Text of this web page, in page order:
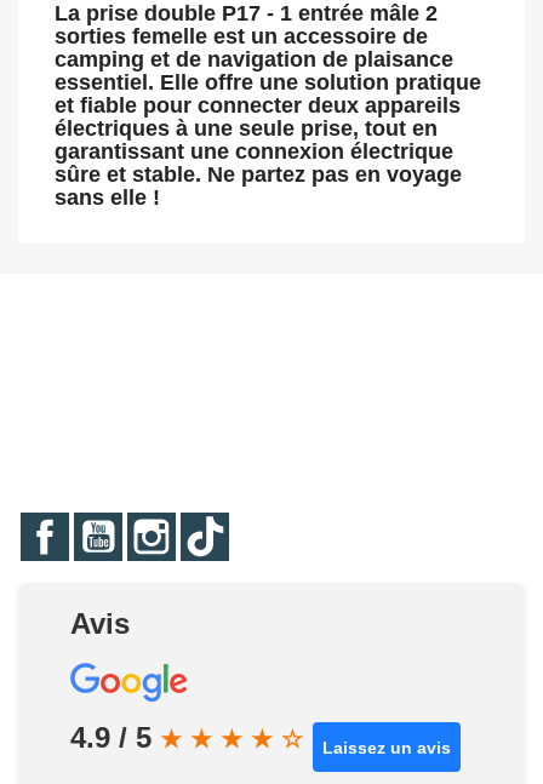
La prise double P17 - 1 entrée mâle 2
sorties femelle est un accessoire de
camping et de navigation de plaisance
essentiel. Elle offre une solution pratique
et fiable pour connecter deux appareils
électriques à une seule prise, tout en
garantissant une connexion électrique
sûre et stable. Ne partez pas en voyage
sans elle !
FacebookYouTubeInstagram
Avis
4.9 / 5 ★ ★ ★ ★ ☆ Laissez un avis